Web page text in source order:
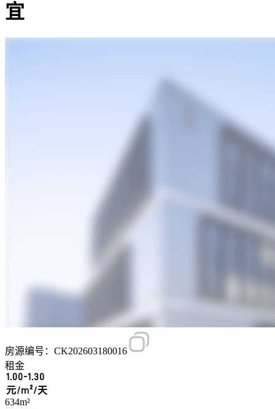
宜
房源编号：CK202603180016
租金
1.00-1.30
元/m²/天
634m²